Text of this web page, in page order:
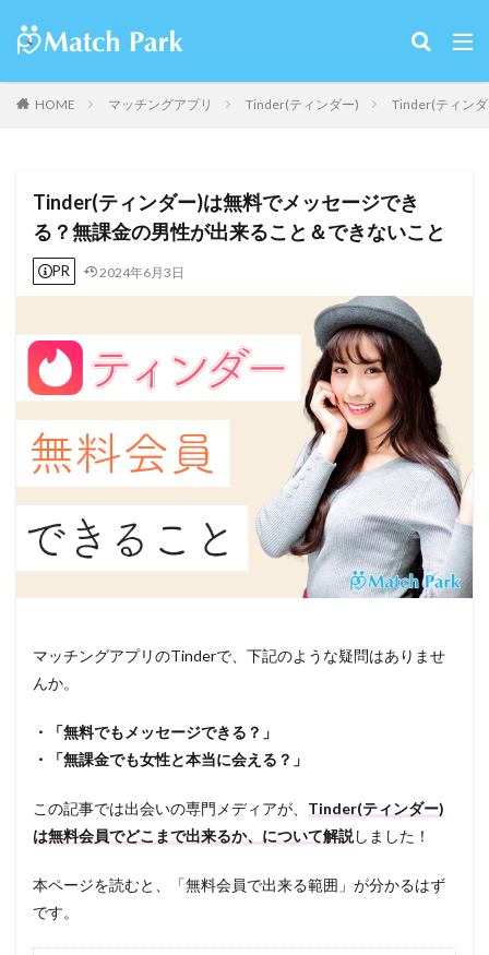
HOME マッチングアプリ Tinder(ティンダー) Tinder(ティン
Tinder(ティンダー)は無料でメッセージでき
る？無課金の男性が出来ること＆できないこと
PR 2024年6月3日
マッチングアプリのTinderで、下記のような疑問はありませ
んか。
・「無料でもメッセージできる？」
・「無課金でも女性と本当に会える？」
この記事では出会いの専門メディアが、 Tinder(ティンダー)
は無料会員でどこまで出来るか、について解説しました！
本ページを読むと、「無料会員で出来る範囲」が分かるはず
です。